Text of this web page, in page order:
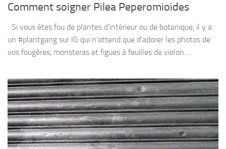
Comment soigner Pilea Peperomioides
Si vous êtes fou de plantes d’intérieur ou de botanique, il y a
un #plantgang sur IG qui n’attend que d’adorer les photos de
vos fougères, monsteras et figues à feuilles de violon....